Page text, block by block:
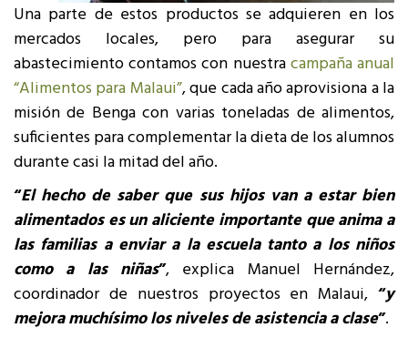
Una parte de estos productos se adquieren en los
mercados locales, pero para asegurar su
abastecimiento contamos con nuestracampaña anual
“Alimentos para Malaui”, que cada año aprovisiona a la
misión de Benga con varias toneladas de alimentos,
suficientes para complementar la dieta de los alumnos
durante casi la mitad del año.
“El hecho de saber que sus hijos van a estar bien
alimentados es un aliciente importante que anima a
las familias a enviar a la escuela tanto a los niños
como a las niñas”, explica Manuel Hernández,
coordinador de nuestros proyectos en Malaui, “y
mejora muchísimo los niveles de asistencia a clase”.